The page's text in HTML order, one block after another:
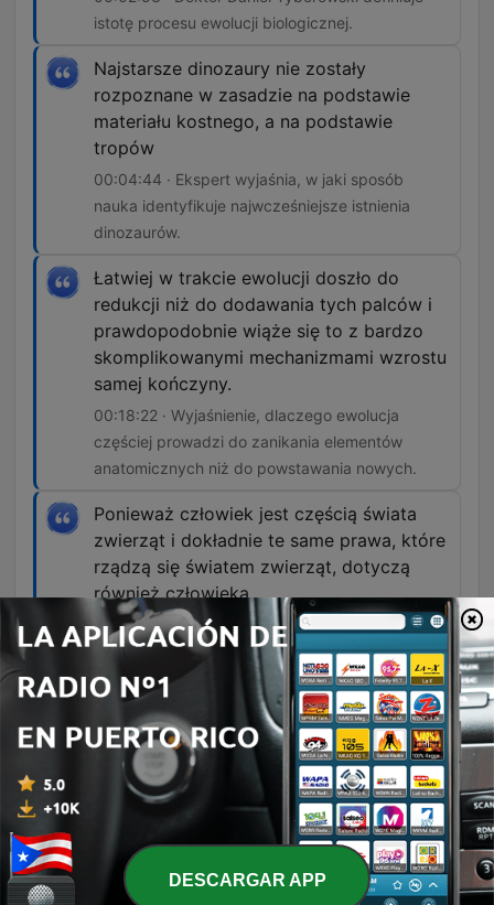
istotę procesu ewolucji biologicznej.
Najstarsze dinozaury nie zostały
rozpoznane w zasadzie na podstawie
materiału kostnego, a na podstawie
tropów
00:04:44 · Ekspert wyjaśnia, w jaki sposób
nauka identyfikuje najwcześniejsze istnienia
dinozaurów.
Łatwiej w trakcie ewolucji doszło do
redukcji niż do dodawania tych palców i
prawdopodobnie wiąże się to z bardzo
skomplikowanymi mechanizmami wzrostu
samej kończyny.
00:18:22 · Wyjaśnienie, dlaczego ewolucja
częściej prowadzi do zanikania elementów
anatomicznych niż do powstawania nowych.
Ponieważ człowiek jest częścią świata
zwierząt i dokładnie te same prawa, które
rządzą się światem zwierząt, dotyczą
również człowieka.
00:21:37 · Odpowiedź na pytanie o możliwość
dalszej ewolucji gatunku ludzkiego.
Rzeczywiście, gdybyśmy chcieli dodać
skorupę żółwia do myszy, to by było
dosyć skomplikowane, bo to jest cała
rearanżacja całej architektury ciała.
00:36:49 · Wyjaśnienie trudności w łączeniu
cech anatomicznych pochodzących z zupełnie
różnych gatunków.
DESCARGAR APP